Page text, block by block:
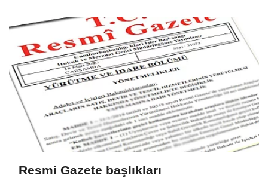
Resmi Gazete başlıkları